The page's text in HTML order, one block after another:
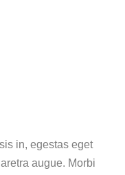
in, egestas eget
augue. Morbi